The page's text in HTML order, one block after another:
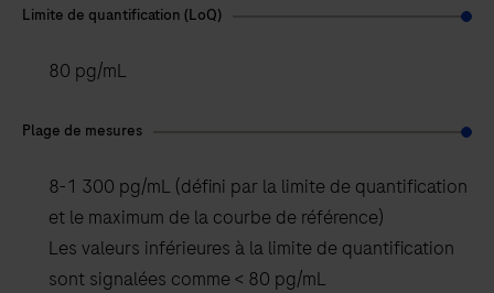
Limite de quantification (LoQ)
80 pg/mL
Plage de mesures
8-1 300 pg/mL (défini par la limite de quantification
et le maximum de la courbe de référence)
Les valeurs inférieures à la limite de quantification
sont signalées comme < 80 pg/mL